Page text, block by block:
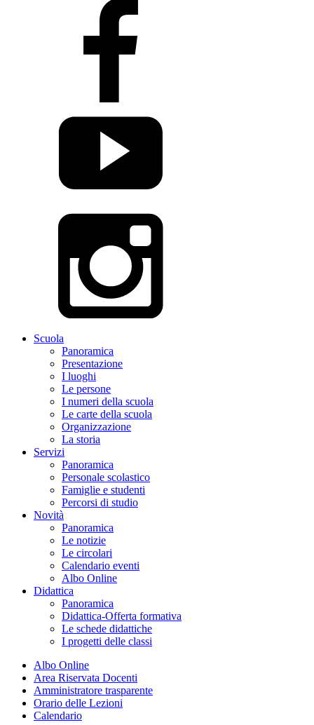
Scuola
Panoramica
Presentazione
I luoghi
Le persone
I numeri della scuola
Le carte della scuola
Organizzazione
La storia
Servizi
Panoramica
Personale scolastico
Famiglie e studenti
Percorsi di studio
Novità
Panoramica
Le notizie
Le circolari
Calendario eventi
Albo Online
Didattica
Panoramica
Didattica-Offerta formativa
Le schede didattiche
I progetti delle classi
Albo Online
Area Riservata Docenti
Amministratore trasparente
Orario delle Lezioni
Calendario